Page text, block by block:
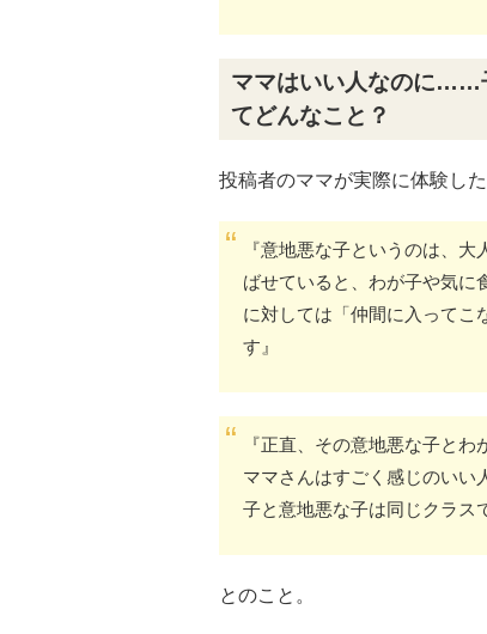
ママはいい人なのに……
てどんなこと？
投稿者のママが実際に体験し
『意地悪な子というのは、
ばせていると、わが子や気に
に対しては「仲間に入ってこ
す』
『正直、その意地悪な子と
ママさんはすごく感じのいい
子と意地悪な子は同じクラス
とのこと。